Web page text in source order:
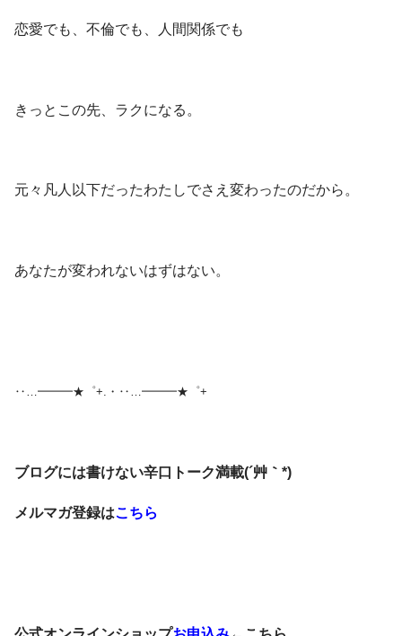
恋愛でも、不倫でも、人間関係でも
きっとこの先、ラクになる。
元々凡人以下だったわたしでさえ変わったのだから。
あなたが変われないはずはない。
‥…━━━★゜+.・‥…━━━★゜+
ブログには書けない辛口トーク満載(´艸｀*)
メルマガ登録はこちら